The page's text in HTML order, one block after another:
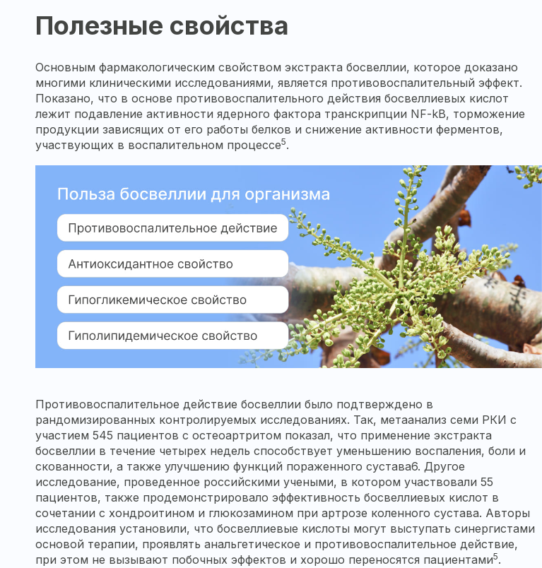
Полезные свойства
Основным фармакологическим свойством экстракта босвеллии, которое доказано
многими клиническими исследованиями, является противовоспалительный эффект.
Показано, что в основе противовоспалительного действия босвеллиевых кислот
лежит подавление активности ядерного фактора транскрипции NF-kB, торможение
продукции зависящих от его работы белков и снижение активности ферментов,
участвующих в воспалительном процессе5.
Противовоспалительное действие босвеллии было подтверждено в
рандомизированных контролируемых исследованиях. Так, метаанализ семи РКИ с
участием 545 пациентов с остеоартритом показал, что применение экстракта
босвеллии в течение четырех недель способствует уменьшению воспаления, боли и
скованности, а также улучшению функций пораженного сустава6. Другое
исследование, проведенное российскими учеными, в котором участвовали 55
пациентов, также продемонстрировало эффективность босвеллиевых кислот в
сочетании с хондроитином и глюкозамином при артрозе коленного сустава. Авторы
исследования установили, что босвеллиевые кислоты могут выступать синергистами
основой терапии, проявлять анальгетическое и противовоспалительное действие,
при этом не вызывают побочных эффектов и хорошо переносятся пациентами5.